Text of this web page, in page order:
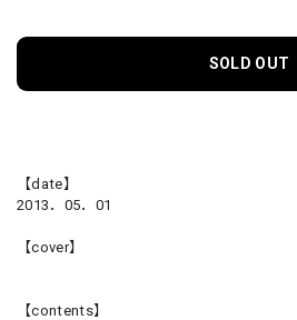
SOLD OUT
【date】
2013．05．01
【cover】
【contents】